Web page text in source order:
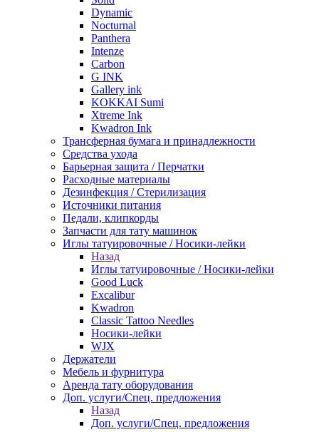
Dynamic
Nocturnal
Panthera
Intenze
Carbon
G INK
Gallery ink
KOKKAI Sumi
Xtreme Ink
Kwadron Ink
Трансферная бумага и принадлежности
Средства ухода
Барьерная защита / Перчатки
Расходные материалы
Дезинфекция / Стерилизация
Источники питания
Педали, клипкорды
Запчасти для тату машинок
Иглы татуировочные / Носики-лейки
Назад
Иглы татуировочные / Носики-лейки
Good Luck
Excalibur
Kwadron
Classic Tattoo Needles
Носики-лейки
WJX
Держатели
Мебель и фурнитура
Аренда тату оборудования
Доп. услуги/Спец. предложения
Назад
Доп. услуги/Спец. предложения